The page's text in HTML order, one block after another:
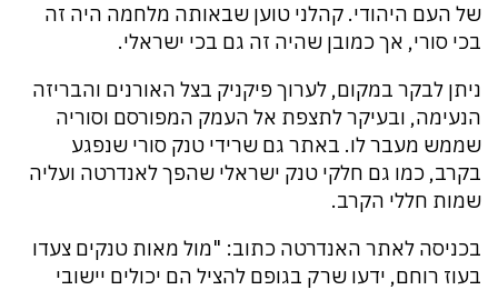
של העם היהודי. קהלני טוען שבאותה מלחמה היה זה
בכי סורי, אך כמובן שהיה זה גם בכי ישראלי.
ניתן לבקר במקום, לערוך פיקניק בצל האורנים והבריזה
הנעימה, ובעיקר לתצפת אל העמק המפורסם וסוריה
שממש מעבר לו. באתר גם שרידי טנק סורי שנפגע
בקרב, כמו גם חלקי טנק ישראלי שהפך לאנדרטה ועליה
שמות חללי הקרב.
בכניסה לאתר האנדרטה כתוב: "מול מאות טנקים צעדו
בעוז רוחם, ידעו שרק בגופם להציל הם יכולים יישובי